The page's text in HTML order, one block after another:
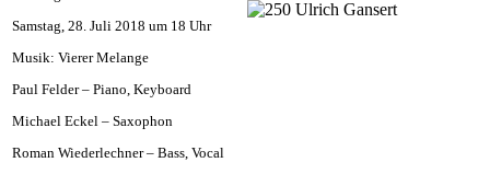
Samstag, 28. Juli 2018 um 18 Uhr
Musik: Vierer Melange
Paul Felder – Piano, Keyboard
Michael Eckel – Saxophon
Roman Wiederlechner – Bass, Vocal